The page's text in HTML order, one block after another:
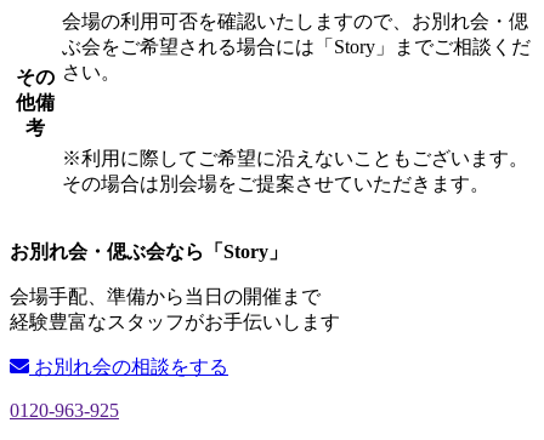
その
他備
考
会場の利用可否を確認いたしますので、お別れ会・偲
ぶ会をご希望される場合には「Story」までご相談くだ
さい。
※利用に際してご希望に沿えないこともございます。
その場合は別会場をご提案させていただきます。
お別れ会・偲ぶ会なら「Story」
会場手配、準備から当日の開催まで
経験豊富なスタッフがお手伝いします
お別れ会の相談をする
0120-963-925